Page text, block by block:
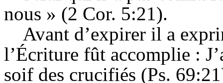
nous » (2 Cor. 5:21).
Avant d’expirer il a
l’Écriture fût accomplie :
soif des crucifiés (Ps.